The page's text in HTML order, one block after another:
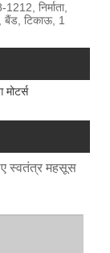
निर्माता,
बैंड, टिकाऊ, 1
मोटर्स
स्वतंत्र महसूस